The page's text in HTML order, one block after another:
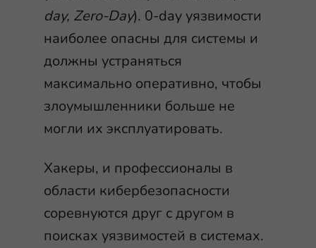
day, Zero-Day). 0-day уязвимости
наиболее опасны для системы и
должны устраняться
максимально оперативно, чтобы
злоумышленники больше не
могли их эксплуатировать.
Хакеры, и профессионалы в
области кибербезопасности
соревнуются друг с другом в
поисках уязвимостей в системах.